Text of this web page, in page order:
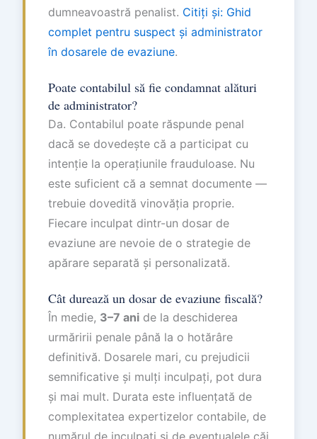
dumneavoastră penalist. Citiți și: Ghid
complet pentru suspect și administrator
în dosarele de evaziune.
Poate contabilul să fie condamnat alături
de administrator?
Da. Contabilul poate răspunde penal
dacă se dovedește că a participat cu
intenție la operațiunile frauduloase. Nu
este suficient că a semnat documente —
trebuie dovedită vinovăția proprie.
Fiecare inculpat dintr-un dosar de
evaziune are nevoie de o strategie de
apărare separată și personalizată.
Cât durează un dosar de evaziune fiscală?
În medie, 3–7 ani de la deschiderea
urmăririi penale până la o hotărâre
definitivă. Dosarele mari, cu prejudicii
semnificative și mulți inculpați, pot dura
și mai mult. Durata este influențată de
complexitatea expertizelor contabile, de
numărul de inculpați și de eventualele căi